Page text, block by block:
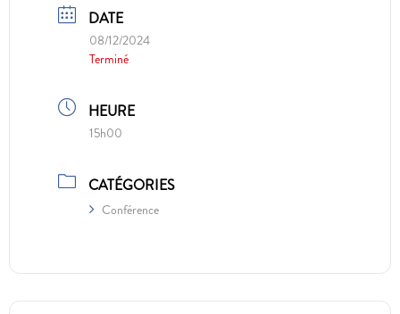
DATE
08/12/2024
Terminé
HEURE
15h00
CATÉGORIES
Conférence